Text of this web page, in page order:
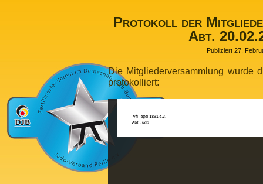
Protokoll der
Abt.
Publiziert 27.
Die Mitgliederversammlung wurde
protokolliert: